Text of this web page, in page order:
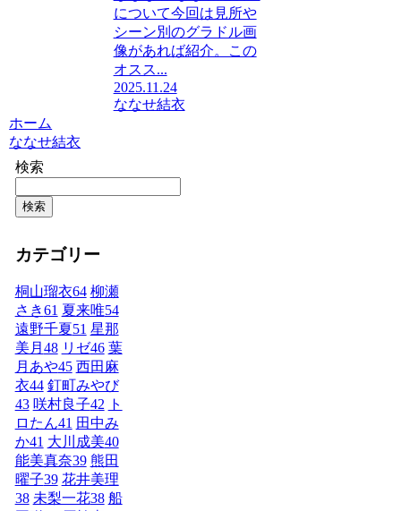
について今回は見所や
シーン別のグラドル画
像があれば紹介。この
オスス...
2025.11.24
ななせ結衣
ホーム
ななせ結衣
検索
検索
カテゴリー
桐山瑠衣64 柳瀬
さき61 夏来唯54
遠野千夏51 星那
美月 48 リゼ46 葉
月あや45 西田麻
衣44 釘町みやび
43 咲村良子42
ト
ロたん41 田中み
か41 大川成美40
能美真奈39 熊田
曜子39 花井美理
38 未梨一花38 船